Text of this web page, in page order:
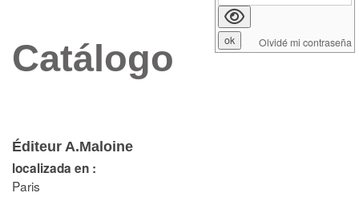
Catálogo
Éditeur A.Maloine
localizada en :
Paris
Olvidé mi contraseña